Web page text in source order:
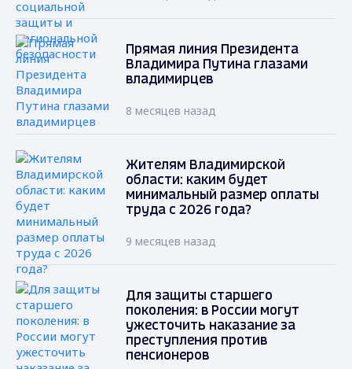
Прямая линия Президента
Владимира Путина глазами
владимирцев
8 месяцев назад
Жителям Владимирской
области: каким будет
минимальный размер оплаты
труда с 2026 года?
9 месяцев назад
Для защиты старшего
поколения: в России могут
ужесточить наказание за
преступления против
пенсионеров